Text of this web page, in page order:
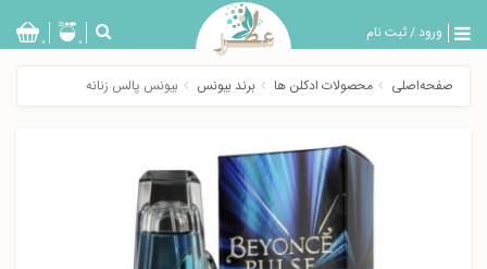
ورود/ثبت نام
بازگشت
0 0
صفحه‌اصلی محصولات ادکلن ها برند بیونس بیونس پالس زنانه